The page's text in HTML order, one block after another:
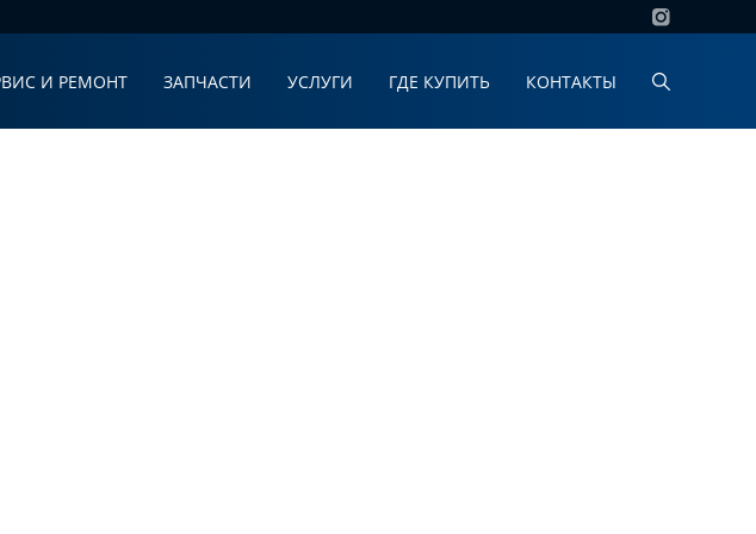
И РЕМОНТ ЗАПЧАСТИ УСЛУГИ ГДЕ КУПИТЬ КОНТАКТЫ